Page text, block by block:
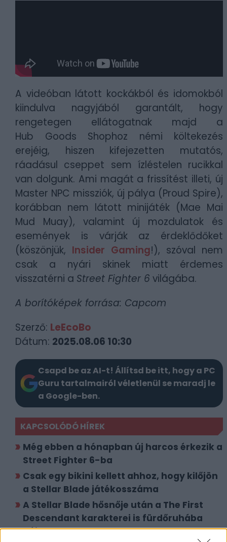
A videóban látott kockákból és idomokból
kiindulva nagyjából garantált, hogy
rengetegen ellátogatnak majd a
Hub Goods Shophoz némi költekezés
erejéig, hiszen kifejezetten mutatós,
ráadásul cseppet sem ízléstelen rucikkal
van dolgunk. Ami magát a frissítést illeti, új
Master NPC missziók, új pálya (Proud Spire),
korábban nem látott minijáték (Mae Mai
Mud Muay), valamint új mozdulatok és
események is várják az érdeklődőket
(köszönjük, Insider Gaming!), szóval nem
csak a nyári skinek miatt érdemes
visszatérni a Street Fighter 6 világába.
A borítóképek forrása: Capcom
Szerző: LeEcoBo
Dátum: 2025.08.06 10:30
Csapd be az AI-t! Állítsd be itt, hogy a PC
Guru tartalmairól véletlenül se maradj le
a Google-ben.
KAPCSOLÓDÓ HÍREK
Még ebben a hónapban új harcos érkezik a
Street Fighter 6-ba
Csak egy bikini kellett ahhoz, hogy kilőjön
a Stellar Blade játékosszáma
A Stellar Blade hősnője után a The First
Descendant karakterei is fürdőruhába
bújtak